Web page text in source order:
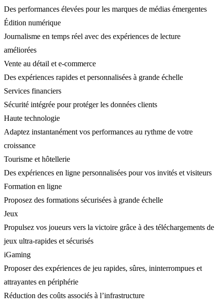
Des performances élevées pour les marques de médias émergentes
Édition numérique
Journalisme en temps réel avec des expériences de lecture
améliorées
Vente au détail et e-commerce
Des expériences rapides et personnalisées à grande échelle
Services financiers
Sécurité intégrée pour protéger les données clients
Haute technologie
Adaptez instantanément vos performances au rythme de votre
croissance
Tourisme et hôtellerie
Des expériences en ligne personnalisées pour vos invités et visiteurs
Formation en ligne
Proposez des formations sécurisées à grande échelle
Jeux
Propulsez vos joueurs vers la victoire grâce à des téléchargements de
jeux ultra-rapides et sécurisés
iGaming
Proposer des expériences de jeu rapides, sûres, ininterrompues et
attrayantes en périphérie
Réduction des coûts associés à l’infrastructure